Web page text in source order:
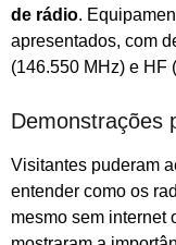
de rádio.
apresentados, com
(146.550 MHz) e HF
Demonstrações
Visitantes puderam
entender como os
mesmo sem internet